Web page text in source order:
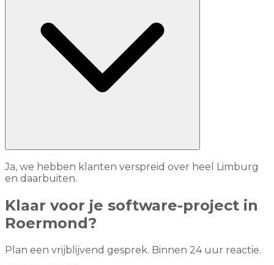
Ja, we hebben klanten verspreid over heel Limburg
en daarbuiten.
Klaar voor je software-project in
Roermond?
Plan een vrijblijvend gesprek. Binnen 24 uur reactie.